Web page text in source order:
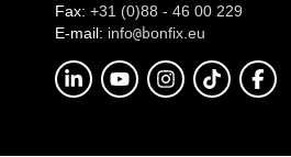
Fax: +31 (0)88 - 46 00 229
E-mail: info@bonfix.eu